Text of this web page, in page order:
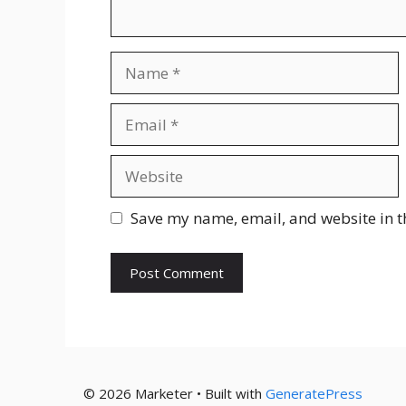
Save my name, email, and website in
© 2026 Marketer • Built with GeneratePress